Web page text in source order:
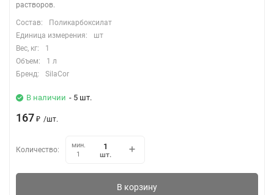
растворов.
Состав:
Поликарбоксилат
Единица измерения:
шт
Вес, кг:
1
Объем:
1 л
Бренд:
SilaCor
В наличии - 5 шт.
167 ₽ /шт.
Количество:
мин.
1
шт.
В корзину